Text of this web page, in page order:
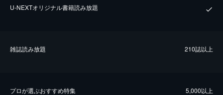
U-NEXTオリジナル書籍読み放題
雑誌読み放題 210誌以上
プロが選ぶおすすめ特集 5,000以上